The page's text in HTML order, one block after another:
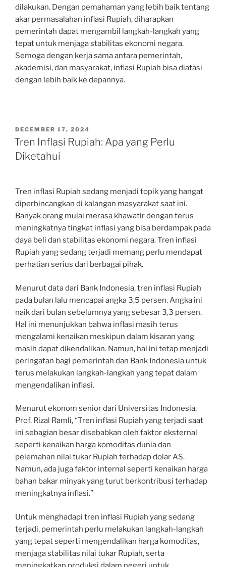
dilakukan. Dengan pemahaman yang lebih baik tentang
akar permasalahan inflasi Rupiah, diharapkan
pemerintah dapat mengambil langkah-langkah yang
tepat untuk menjaga stabilitas ekonomi negara.
Semoga dengan kerja sama antara pemerintah,
akademisi, dan masyarakat, inflasi Rupiah bisa diatasi
dengan lebih baik ke depannya.
POSTED
ON
DECEMBER 17, 2024
Tren Inflasi Rupiah: Apa yang Perlu
Diketahui
Tren inflasi Rupiah sedang menjadi topik yang hangat
diperbincangkan di kalangan masyarakat saat ini.
Banyak orang mulai merasa khawatir dengan terus
meningkatnya tingkat inflasi yang bisa berdampak pada
daya beli dan stabilitas ekonomi negara. Tren inflasi
Rupiah yang sedang terjadi memang perlu mendapat
perhatian serius dari berbagai pihak.
Menurut data dari Bank Indonesia, tren inflasi Rupiah
pada bulan lalu mencapai angka 3,5 persen. Angka ini
naik dari bulan sebelumnya yang sebesar 3,3 persen.
Hal ini menunjukkan bahwa inflasi masih terus
mengalami kenaikan meskipun dalam kisaran yang
masih dapat dikendalikan. Namun, hal ini tetap menjadi
peringatan bagi pemerintah dan Bank Indonesia untuk
terus melakukan langkah-langkah yang tepat dalam
mengendalikan inflasi.
Menurut ekonom senior dari Universitas Indonesia,
Prof. Rizal Ramli, “Tren inflasi Rupiah yang terjadi saat
ini sebagian besar disebabkan oleh faktor eksternal
seperti kenaikan harga komoditas dunia dan
pelemahan nilai tukar Rupiah terhadap dolar AS.
Namun, ada juga faktor internal seperti kenaikan harga
bahan bakar minyak yang turut berkontribusi terhadap
meningkatnya inflasi.”
Untuk menghadapi tren inflasi Rupiah yang sedang
terjadi, pemerintah perlu melakukan langkah-langkah
yang tepat seperti mengendalikan harga komoditas,
menjaga stabilitas nilai tukar Rupiah, serta